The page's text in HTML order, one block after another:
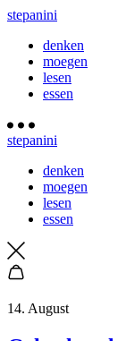
stepanini
denken
moegen
lesen
essen
stepanini
denken
moegen
lesen
essen
14. August